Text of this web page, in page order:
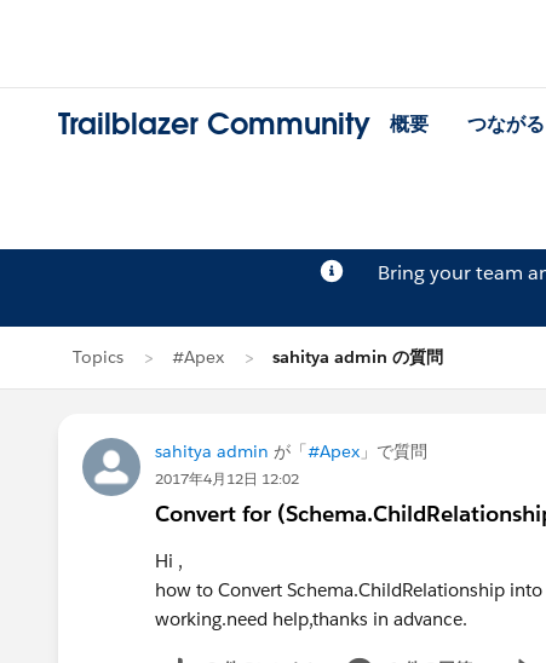
Trailblazer Community 概要 つながる
Bring your team
Topics #Apex sahitya admin の質問
sahitya admin が「#Apex 」で質問
2017年4月12日 12:02
Convert for
Hi ,
how to Convert Schema.ChildRelationship
working.need help,thanks in advance.